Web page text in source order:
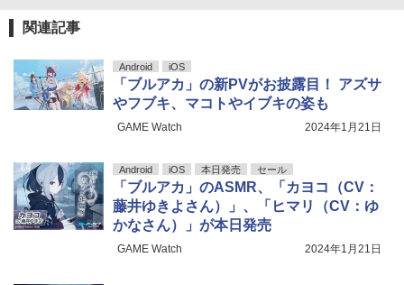
関連記事
Android iOS
「ブルアカ」の新PVがお披露目！ アズサ
やフブキ、マコトやイブキの姿も
GAME Watch 2024年1月21日
Android iOS 本日発売 セール
「ブルアカ」のASMR、「カヨコ（CV：
藤井ゆきよさん）」、「ヒマリ（CV：ゆ
かなさん）」が本日発売
GAME Watch 2024年1月21日